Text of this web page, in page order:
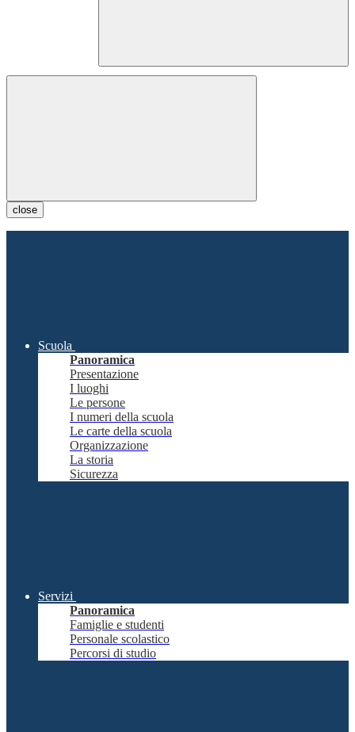
close
Scuola
Panoramica
Presentazione
I luoghi
Le persone
I numeri della scuola
Le carte della scuola
Organizzazione
La storia
Sicurezza
Servizi
Panoramica
Famiglie e studenti
Personale scolastico
Percorsi di studio